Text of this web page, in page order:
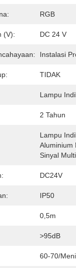
RGB
(V): DC 24 V
Instalasi
TIDAK
Lampu
2 Tahun
Lampu
Aluminium
Sinyal
DC24V
IP50
0,5m
>95dB
60-70/